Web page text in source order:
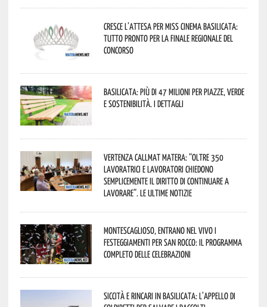
Cresce l’attesa per Miss Cinema Basilicata:
tutto pronto per la finale regionale del
concorso
Basilicata: più di 47 milioni per piazze, verde
e sostenibilità. I dettagli
Vertenza CallMat Matera: “Oltre 350
lavoratrici e lavoratori chiedono
semplicemente il diritto di continuare a
lavorare”. Le ultime notizie
Montescaglioso, entrano nel vivo i
festeggiamenti per San Rocco: il programma
completo delle celebrazioni
Siccità e rincari in Basilicata: l’appello di